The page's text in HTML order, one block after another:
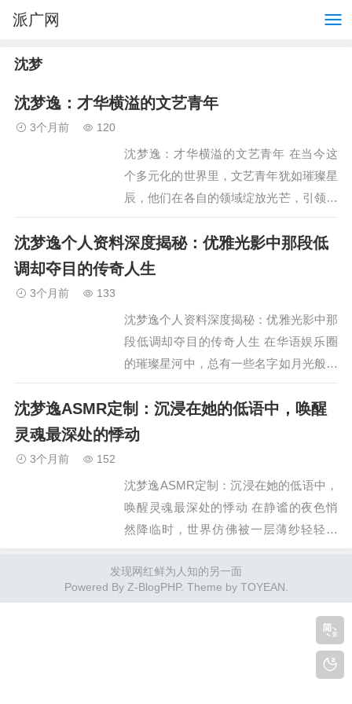
派广网
沈梦
沈梦逸：才华横溢的文艺青年
3个月前 120
沈梦逸：才华横溢的文艺青年 在当今这
个多元化的世界里，文艺青年犹如璀璨星
辰，他们在各自的领域绽放光芒，引领着
潮流。沈梦逸便是其中一位才华横溢的代
表，她的才华不仅体现在音乐创作上，还
延伸到了舞蹈、绘画和…
沈梦逸个人资料深度揭秘：优雅光影中那段低
调却夺目的传奇人生
3个月前 133
沈梦逸个人资料深度揭秘：优雅光影中那
段低调却夺目的传奇人生 在华语娱乐圈
的璀璨星河中，总有一些名字如月光般柔
和却持久地照亮一方天地。沈梦逸便是其
中之一。她不像某些流量明星那般张扬喧
嚣，也不似老牌艺人那…
沈梦逸ASMR定制：沉浸在她的低语中，唤醒
灵魂最深处的悸动
3个月前 152
沈梦逸ASMR定制：沉浸在她的低语中，
唤醒灵魂最深处的悸动 在静谧的夜色悄
然降临时，世界仿佛被一层薄纱轻轻笼
一缕低柔的声音如春风拂过柳梢，带着丝
丝缕缕的暖意，缓缓渗…
发现网红鲜为人知的另一面
Powered By Z-BlogPHP. Theme by TOYEAN